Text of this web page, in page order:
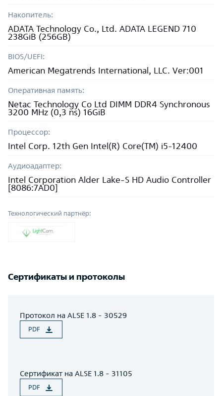
Накопитель:
ADATA Technology Co., Ltd. ADATA LEGEND 710
238GiB (256GB)
BIOS/UEFI:
American Megatrends International, LLC. Ver:001
Оперативная память:
Netac Technology Co Ltd DIMM DDR4 Synchronous
3200 MHz (0,3 ns) 16GiB
Процессор:
Intel Corp. 12th Gen Intel(R) Core(TM) i5-12400
Аудиоадаптер:
Intel Corporation Alder Lake-S HD Audio Controller
[8086:7AD0]
Технологический партнёр:
Сертификаты и протоколы
Протокол на ALSE 1.8 - 30529
PDF
Сертификат на ALSE 1.8 - 31105
PDF